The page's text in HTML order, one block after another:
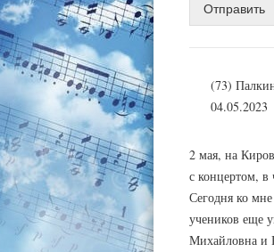
Отправить
(73)
04.05.2023
2 мая, на
с концертом,
Сегодня ко
учеников еще
Михайловна и